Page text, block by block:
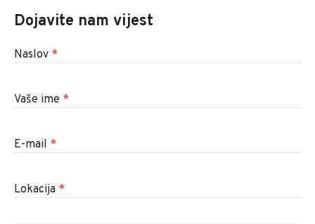
Dojavite nam vijest
Naslov *
Vaše ime *
E-mail *
Lokacija *